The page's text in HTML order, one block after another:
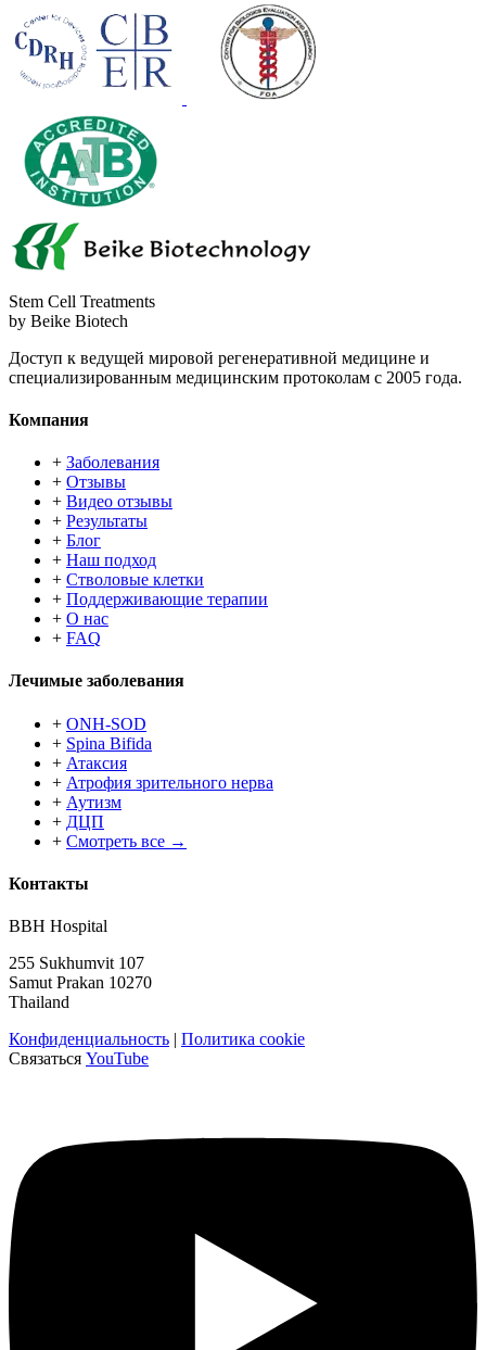
Stem Cell Treatments
by Beike Biotech
Доступ к ведущей мировой регенеративной медицине и
специализированным медицинским протоколам с 2005 года.
Компания
+ Заболевания
+ Отзывы
+ Видео отзывы
+ Результаты
+ Блог
+ Наш подход
+ Стволовые клетки
+ Поддерживающие терапии
+ О нас
+ FAQ
Лечимые заболевания
+ ONH-SOD
+ Spina Bifida
+ Атаксия
+ Атрофия зрительного нерва
+ Аутизм
+ ДЦП
+ Смотреть все →
Контакты
BBH Hospital
255 Sukhumvit 107
Samut Prakan 10270
Thailand
Конфиденциальность | Политика cookie
Связаться YouTube